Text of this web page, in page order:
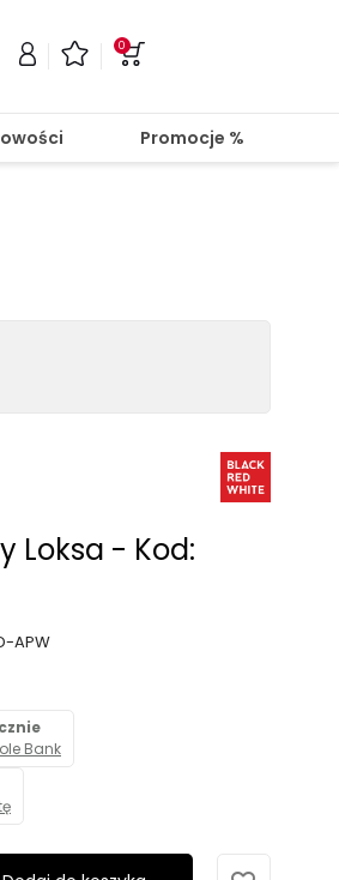
0
Promocje %
Loksa - Kod:
APW
Bank